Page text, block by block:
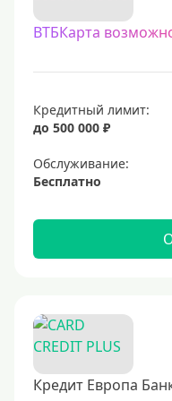
С овердрафтом
С процентом на
Доступные
Сумма (рублей)
25000 руб
30000 руб
40000 руб
ВТБКарта
Кредитный лимит:
до 500 000 ₽
Обслуживание:
Бесплатно
Кредит Европа